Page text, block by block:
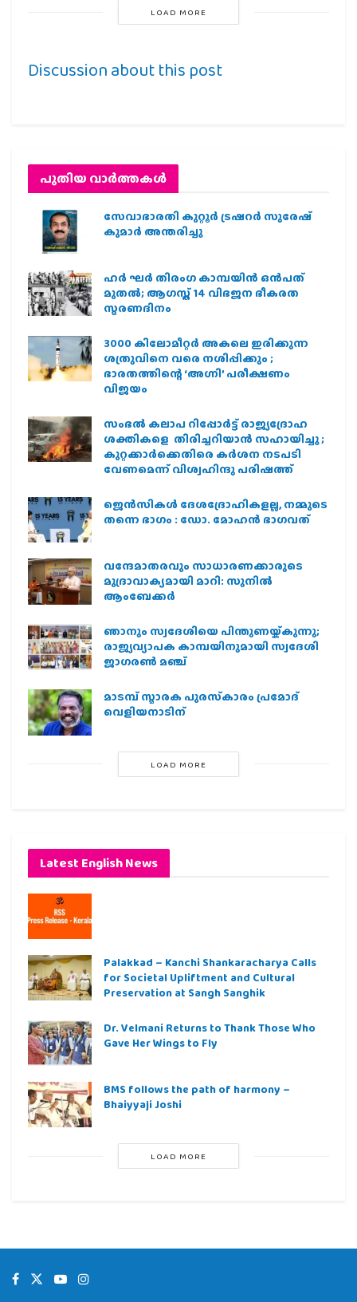
LOAD MORE
Discussion about this post
പുതിയ വാര്‍ത്തകള്‍
സേവാഭാരതി കുറ്റൂർ ട്രഷറർ സുരേഷ്
കുമാർ അന്തരിച്ചു
ഹര്‍ ഘര്‍ തിരംഗ കാമ്പയിന്‍ ഒന്‍പത്
മുതല്‍; ആഗസ്ത് 14 വിഭജന ഭീകരത
സ്മരണദിനം
3000 കിലോമീറ്റർ അകലെ ഇരിക്കുന്ന
ശത്രുവിനെ വരെ നശിപ്പിക്കും ;
ഭാരതത്തിന്റെ ‘അഗ്നി’ പരീക്ഷണം
വിജയം
സംഭൽ കലാപ റിപ്പോർട്ട് രാജ്യദ്രോഹ
ശക്തികളെ തിരിച്ചറിയാൻ സഹായിച്ചു ;
കുറ്റക്കാർക്കെതിരെ കർശന നടപടി
വേണമെന്ന് വിശ്വഹിന്ദു പരിഷത്ത്
ജെന്‍സികള്‍ ദേശദ്രോഹികളല്ല, നമ്മുടെ
തന്നെ ഭാഗം : ഡോ. മോഹന്‍ ഭാഗവത്
വന്ദേമാതരവും സാധാരണക്കാരുടെ
മുദ്രാവാക്യമായി മാറി: സുനിൽ
ആംബേക്കർ
ഞാനും സ്വദേശിയെ പിന്തുണയ്ക്കുന്നു;
രാജ്യവ്യാപക കാമ്പയിനുമായി സ്വദേശി
ജാഗരണ്‍ മഞ്ച്
മാടമ്പ് സ്മാരക പുരസ്‌കാരം പ്രമോദ്
വെളിയനാടിന്
LOAD MORE
Latest English News
Palakkad – Kanchi Shankaracharya Calls
for Societal Upliftment and Cultural
Preservation at Sangh Sanghik
Dr. Velmani Returns to Thank Those Who
Gave Her Wings to Fly
BMS follows the path of harmony –
Bhaiyyaji Joshi
LOAD MORE